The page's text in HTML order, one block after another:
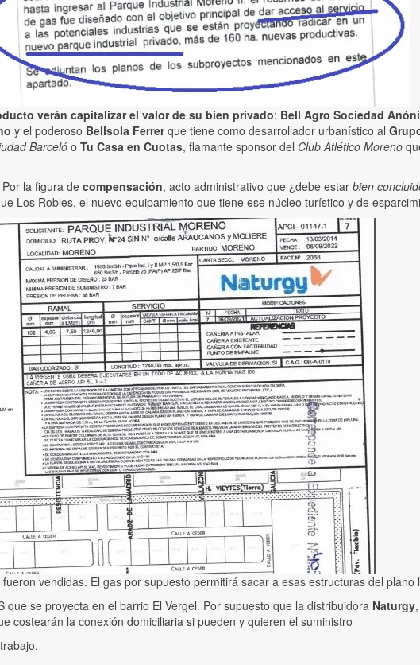
verán capitalizar el valor de su bien privado: Bell Agro Sociedad
y el poderoso Bellsola Ferrerque tiene como desarrollador urbanístico al
Barcelóo Tu Casa en Cuotas, flamante sponsor del Club Atlético Moreno
Por la figura de compensación, acto administrativo que ¿debe estar bien
Los Robles, el nuevo equipamiento que tiene ese núcleo turístico y de
vendidas. El gas por supuesto permitirá sacar a esas estructuras del
se proyecta en el barrio El Vergel. Por supuesto que la distribuidora Naturgy
costearán la conexión domiciliaria si pueden y quieren el suministro